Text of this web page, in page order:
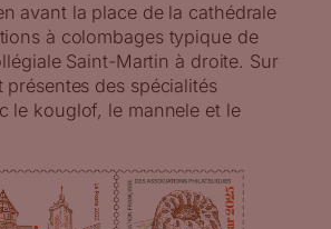
avant la place de la cathédrale
à colombages typique de
Saint-Martin à droite. Sur
des spécialités
le kouglof, le mannele et le